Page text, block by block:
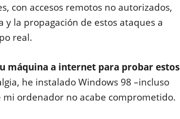
con accesos remotos no autorizados,
la propagación de estos ataques a
real.
máquina a internet para probar estos
he instalado Windows 98 –incluso
ordenador no acabe comprometido.